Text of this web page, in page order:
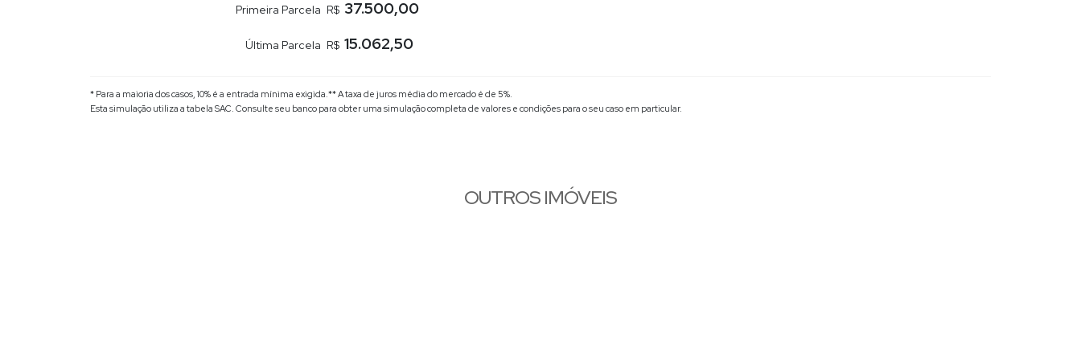
Primeira Parcela R$ 37.500,00
Última Parcela R$ 15.062,50
* Para a maioria dos casos, 10% é a entrada mínima exigida.** A taxa de juros média do mercado é de 5%.
Esta simulação utiliza a tabela SAC. Consulte seu banco para obter uma simulação completa de valores e condições para o seu caso em particular.
OUTROS IMÓVEIS